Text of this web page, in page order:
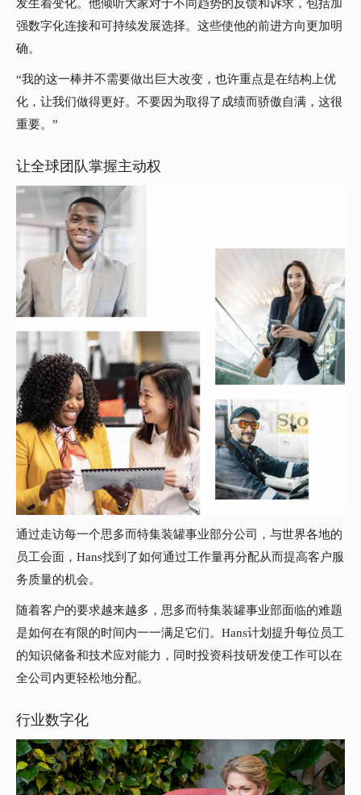
发生着变化。他倾听大家对于不同趋势的反馈和诉求，包括加
强数字化连接和可持续发展选择。这些使他的前进方向更加明
确。
“我的这一棒并不需要做出巨大改变，也许重点是在结构上优
化，让我们做得更好。不要因为取得了成绩而骄傲自满，这很
重要。”
让全球团队掌握主动权
通过走访每一个思多而特集装罐事业部分公司，与世界各地的
员工会面，Hans找到了如何通过工作量再分配从而提高客户服
务质量的机会。
随着客户的要求越来越多，思多而特集装罐事业部面临的难题
是如何在有限的时间内一一满足它们。Hans计划提升每位员工
的知识储备和技术应对能力，同时投资科技研发使工作可以在
全公司内更轻松地分配。
行业数字化